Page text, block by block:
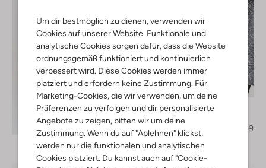
Um dir bestmöglich zu dienen, verwenden wir
Cookies auf unserer Website. Funktionale und
analytische Cookies sorgen dafür, dass die Website
ordnungsgemäß funktioniert und kontinuierlich
verbessert wird. Diese Cookies werden immer
platziert und erfordern keine Zustimmung. Für
Marketing-Cookies, die wir verwenden, um deine
Präferenzen zu verfolgen und dir personalisierte
Angebote zu zeigen, bitten wir um deine
Zustimmung. Wenn du auf "Ablehnen" klickst,
werden nur die funktionalen und analytischen
Cookies platziert. Du kannst auch auf "Cookie-
Entdecke den Look
-60%
Freebird
€ 149,95
€ 59,99